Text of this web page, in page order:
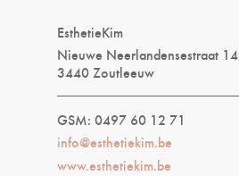
EsthetieKim
Nieuwe Neerlandensestraat 14
3440 Zoutleeuw
GSM: 0497 60 12 71
info@esthetiekim.be
www.esthetiekim.be